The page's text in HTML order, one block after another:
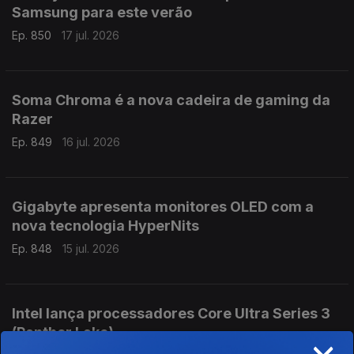
Samsung para este verão
Ep. 850 17 jul. 2026
Soma Chroma é a nova cadeira de gaming da
Razer
Ep. 849 16 jul. 2026
Gigabyte apresenta monitores OLED com a
nova tecnologia HyperNits
Ep. 848 15 jul. 2026
Intel lança processadores Core Ultra Series 3
(Panther Lake)